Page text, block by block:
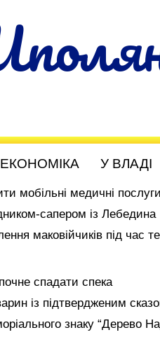
ЕКОНОМІКА У ВЛАДІ
мобільні медичні послуги
сапером із Лебедина
маковійчиків під час
спадати спека
із підтвердженим
знаку “Дерево